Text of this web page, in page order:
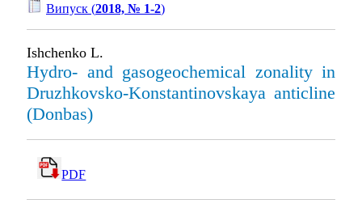
Випуск (2018, № 1-2)
Ishchenko L.
Hydro- and gasogeochemical zonality in
Druzhkovsko-Konstantinovskaya anticline
(Donbas)
PDF